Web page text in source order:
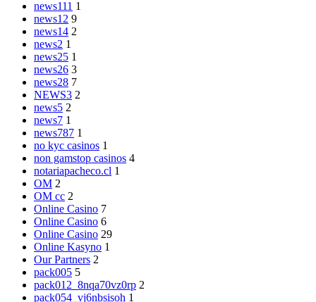
news111 1
news12 9
news14 2
news2 1
news25 1
news26 3
news28 7
NEWS3 2
news5 2
news7 1
news787 1
no kyc casinos 1
non gamstop casinos 4
notariapacheco.cl 1
OM 2
OM cc 2
Online Casino 7
Online Casino 6
Online Casino 29
Online Kasyno 1
Our Partners 2
pack005 5
pack012_8nqa70vz0rp 2
pack054_vj6nbsisoh 1